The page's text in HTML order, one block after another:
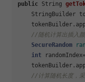
public String
StringBuilder
//随机计算出插入
SecureRandom
int
//计算随机长度，